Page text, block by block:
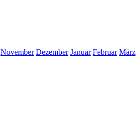
November Dezember Januar Februar März